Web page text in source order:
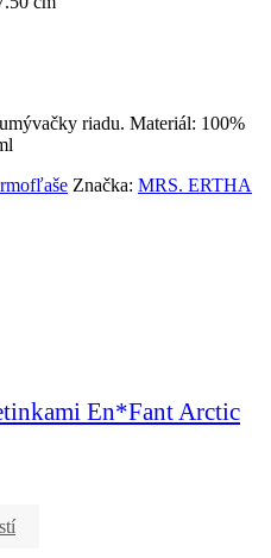
riadu. Materiál: 100%
Značka: MRS. ERTHA
En*Fant Arctic